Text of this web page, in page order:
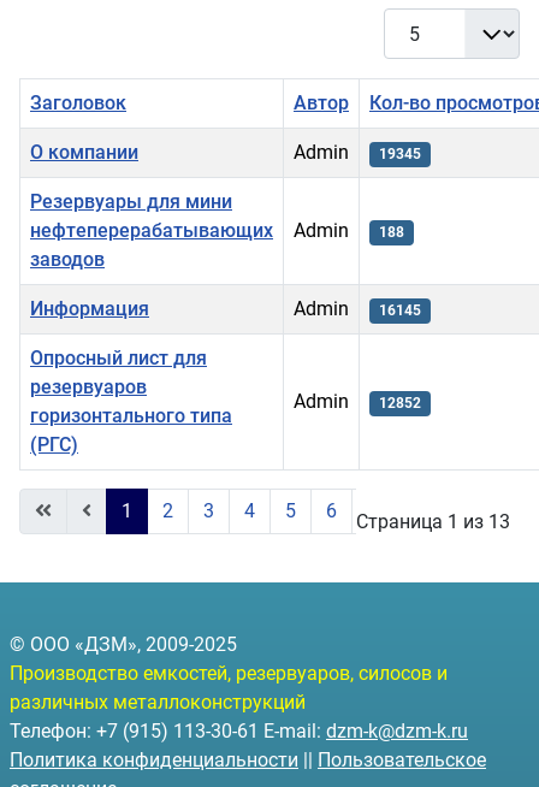
Кол-во строк:
Материалы
Заголовок Автор Кол-во
О компании Admin 19345
Резервуары для мини
нефтеперерабатывающих
заводов
Admin 188
Информация Admin 16145
Опросный лист для
резервуаров
горизонтального типа
(РГС)
Admin 12852
Страница 1 из 13
1 2 3 4 5 6 7 9 10
© ООО «ДЗМ», 2009-2025
Производство емкостей, резервуаров, силосов и
различных металлоконструкций
Телефон: +7 (915) 113-30-61 E-mail: dzm-k@dzm-k.ru
Политика конфиденциальности
Пользовательское